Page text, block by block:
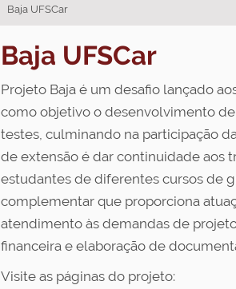
Baja UFSCar
Baja UFSCar
Projeto Baja é um desafio lançado
como objetivo o desenvolvimento
testes, culminando na participação
de extensão é dar continuidade aos
estudantes de diferentes cursos de
complementar que proporciona
atendimento às demandas de
financeira e elaboração de
Visite as páginas do projeto: